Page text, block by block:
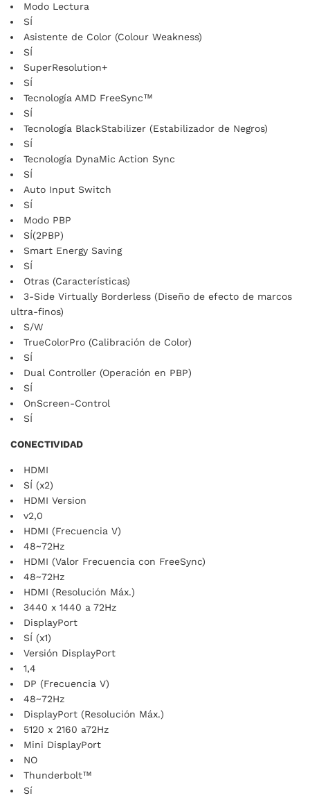
Modo Lectura
SÍ
Asistente de Color (Colour Weakness)
SÍ
SuperResolution+
SÍ
Tecnología AMD FreeSync™
SÍ
Tecnología BlackStabilizer (Estabilizador de Negros)
SÍ
Tecnología DynaMic Action Sync
SÍ
Auto Input Switch
SÍ
Modo PBP
SÍ(2PBP)
Smart Energy Saving
SÍ
Otras (Características)
3-Side Virtually Borderless (Diseño de efecto de marcos
ultra-finos)
S/W
TrueColorPro (Calibración de Color)
SÍ
Dual Controller (Operación en PBP)
SÍ
OnScreen-Control
SÍ
CONECTIVIDAD
HDMI
SÍ (x2)
HDMI Version
v2,0
HDMI (Frecuencia V)
48~72Hz
HDMI (Valor Frecuencia con FreeSync)
48~72Hz
HDMI (Resolución Máx.)
3440 x 1440 a 72Hz
DisplayPort
SÍ (x1)
Versión DisplayPort
1,4
DP (Frecuencia V)
48~72Hz
DisplayPort (Resolución Máx.)
5120 x 2160 a72Hz
Mini DisplayPort
NO
Thunderbolt™
Sí